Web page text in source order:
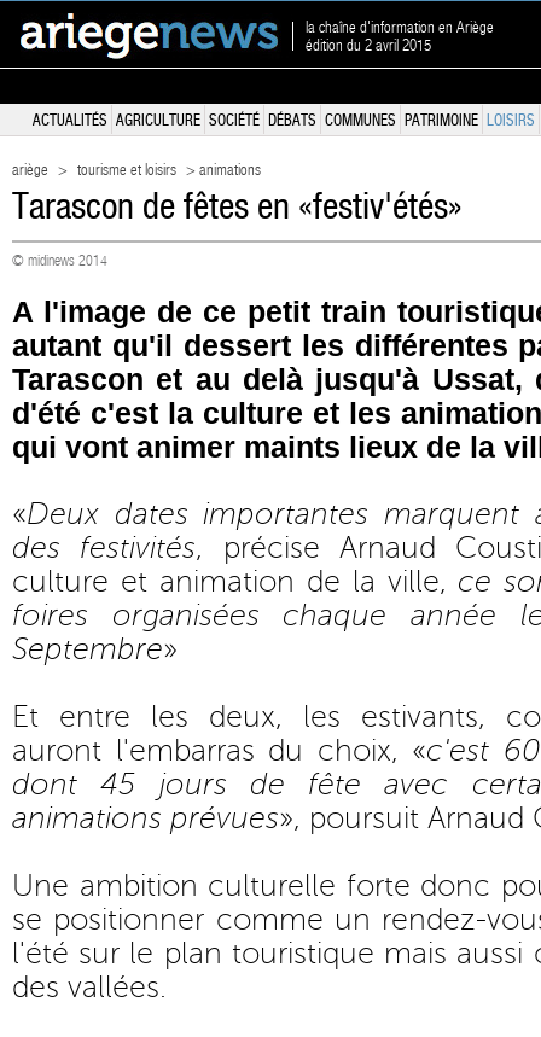
la chaîne d'information en Ariège
édition du 2 avril 2015
ACTUALITÉS AGRICULTURE SOCIÉTÉ DÉBATS COMMUNES PATRIMOINE LOISIRS
ariège > tourisme et loisirs > animations
Tarascon de fêtes en «festiv'étés»
© midinews 2014
A l'image de ce petit train
autant qu'il dessert les différentes
Tarascon et au delà jusqu'à
d'été c'est la culture et les
qui vont animer maints lieux de la
«Deux dates importantes
des festivités, précise Arnaud
culture et animation de la ville, ce
foires organisées chaque
Septembre»
Et entre les deux, les estivants,
auront l'embarras du choix, «c'est
dont 45 jours de fête avec
animations prévues», poursuit Arnaud
Une ambition culturelle forte donc
se positionner comme un rendez-
l'été sur le plan touristique mais
des vallées.